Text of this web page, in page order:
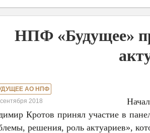
НПФ «Будущее»
АО НПФ
2018
Кротов принял участие в
решения, роль актуариев»,